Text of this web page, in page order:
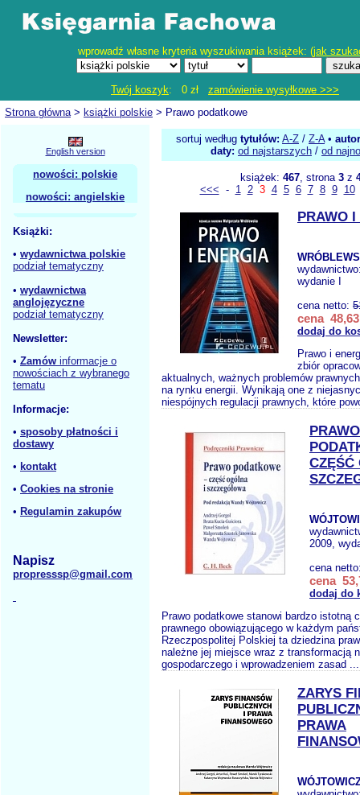
wprowadź własne kryteria wyszukiwania książek: (jak
Twój koszyk: 0 zł zamówienie wysyłkowe >>>
Strona główna> książki polskie > Prawo podatkowe
English version
nowości: polskie
nowości: angielskie
Książki:
• wydawnictwa polskie
podział tematyczny
• wydawnictwa
anglojęzyczne
podział tematyczny
Newsletter:
• Zamów informacje o
nowościach z wybranego
tematu
Informacje:
• sposoby płatności i
dostawy
• kontakt
• Cookies na stronie
• Regulamin zakupów
Napisz
propresssp@gmail.com
sortuj według tytułów: A-Z / Z-A•
daty: od najstarszych / od
książek: 467, strona 3z
<<< - 1 2 3 4 5 6 7 8 9 10
PRAWO
wydanie I
cena netto:
cena 48,63
dodaj do
Prawo i
zbiór
aktualnych, ważnych problemów
na rynku energii. Wynikają one z
niespójnych regulacji prawnych, które
PRAWO
CZĘŚĆ
2009,
cena
cena
dodaj do
Prawo podatkowe stanowi bardzo istotną
prawnego obowiązującego w każdym
Rzeczpospolitej Polskiej ta dziedzina
należne jej miejsce wraz z transformacją
gospodarczego i wprowadzeniem zasad
ZARYS
PRAWA